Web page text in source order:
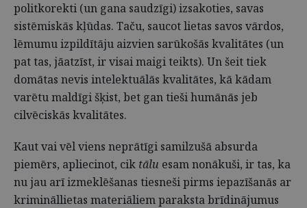
politkorekti (un gana saudzīgi) izsakoties, savas
sistēmiskās kļūdas. Taču, saucot lietas savos vārdos,
lēmumu izpildītāju aizvien sarūkošās kvalitātes (un
pat tas, jāatzīst, ir visai maigi teikts). Un šeit tiek
domātas nevis intelektuālās kvalitātes, kā kādam
varētu maldīgi šķist, bet gan tieši humānās jeb
cilvēciskās kvalitātes.
Kaut vai vēl viens neprātīgi samilzušā absurda
piemērs, apliecinot, cik tālu esam nonākuši, ir tas, ka
nu jau arī izmeklēšanas tiesneši pirms iepazīšanās ar
krimināllietas materiāliem paraksta brīdinājumus